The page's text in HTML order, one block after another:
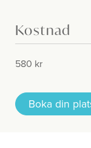
Kostnad
580 kr
Boka din